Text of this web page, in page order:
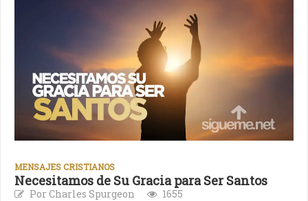
MENSAJES CRISTIANOS
Necesitamos de Su Gracia para Ser Santos
Por Charles Spurgeon 1655